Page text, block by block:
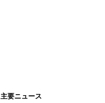
主要ニュース